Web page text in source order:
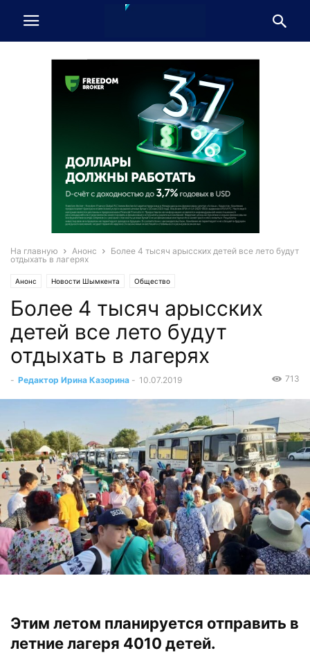
На главную Анонс
Более 4 тысяч арысских детей все лето будут
отдыхать в лагерях
Анонс Новости Шымкента Общество
Более 4 тысяч арысских
детей все лето будут
отдыхать в лагерях
- Редактор Ирина Казорина - 10.07.2019 713
Этим летом планируется отправить в
летние лагеря 4010 детей.